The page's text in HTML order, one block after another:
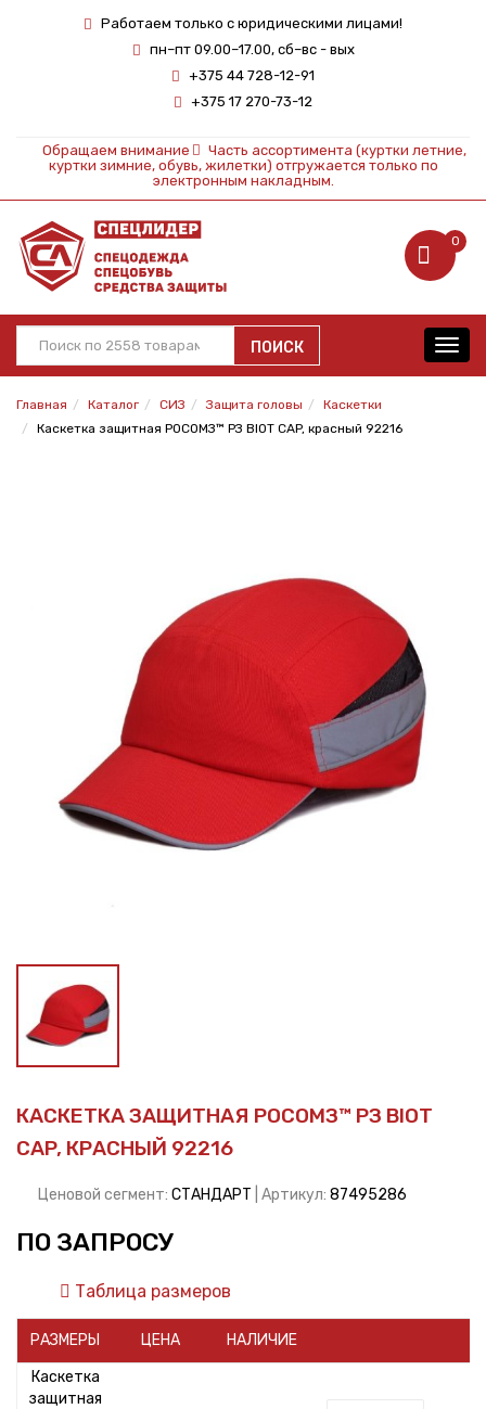
Работаем только с юридическими лицами!
пн–пт 09.00–17.00, сб–вс - вых
+375 44 728-12-91
+375 17 270-73-12
Обращаем внимание
Часть ассортимента (куртки летние,
куртки зимние, обувь, жилетки) отгружается только по
электронным накладным.
0
ПОИСК
Главная Каталог СИЗ Защита головы
Каскетки
Каскетка защитная РОСОМЗ™ РЗ BIOT CAP, красный 92216
КАСКЕТКА ЗАЩИТНАЯ РОСОМЗ™ РЗ BIOT
CAP, КРАСНЫЙ 92216
Ценовой сегмент: СТАНДАРТ | Артикул: 87495286
ПО ЗАПРОСУ
Таблица размеров
РАЗМЕРЫ ЦЕНА
НАЛИЧИЕ
Каскетка
защитная